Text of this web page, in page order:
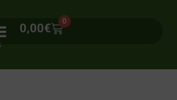
0,00€
0